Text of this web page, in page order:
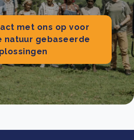
met ons op voor
natuur gebaseerde